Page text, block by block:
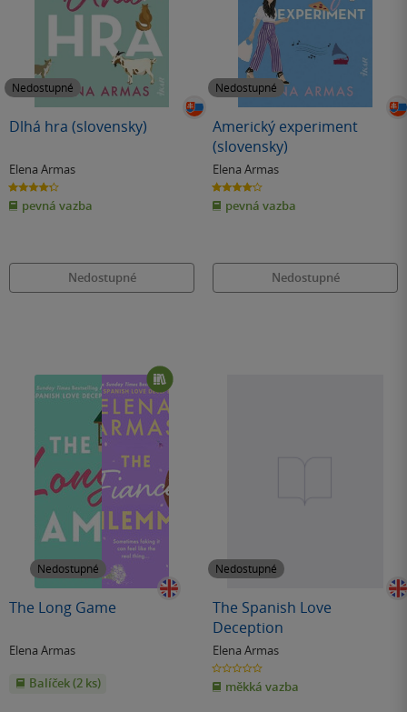
Nedostupné
Dlhá hra (slovensky)
Elena Armas
4.3
z
5
hvězdiček
pevná vazba
Nedostupné
Nedostupné
Americký experiment
(slovensky)
Elena Armas
4.2
z
5
hvězdiček
pevná vazba
Nedostupné
Nedostupné
The Long Game
Elena Armas
Balíček (2 ks)
Nedostupné
The Spanish Love
Deception
Elena Armas
0.0
z
5
hvězdiček
měkká vazba